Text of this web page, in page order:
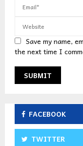
Save my name,
the next time I
FACEBOOK
TWITTER